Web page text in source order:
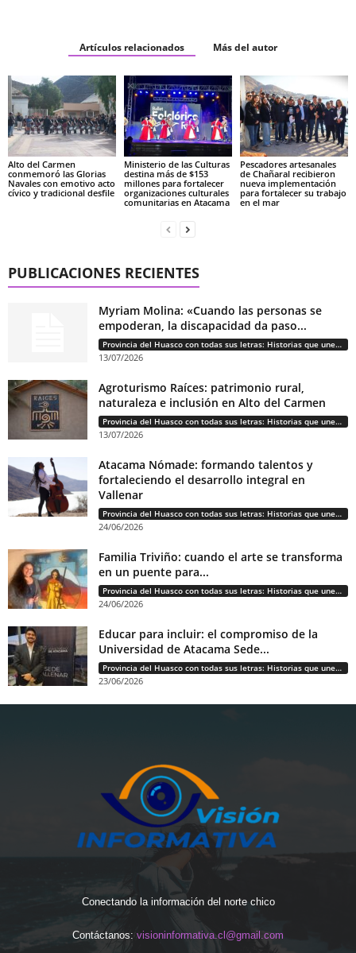
Artículos relacionados Más del autor
Alto del Carmen
conmemoró las Glorias
Navales con emotivo acto
cívico y tradicional desfile
Ministerio de las Culturas
destina más de $153
millones para fortalecer
organizaciones culturales
comunitarias en Atacama
Pescadores artesanales
de Chañaral recibieron
nueva implementación
para fortalecer su trabajo
en el mar
PUBLICACIONES RECIENTES
Myriam Molina: «Cuando las personas se
empoderan, la discapacidad da paso...
Provincia del Huasco con todas sus letras: Historias que unen cultura, diversidad e identidad
13/07/2026
Agroturismo Raíces: patrimonio rural,
naturaleza e inclusión en Alto del Carmen
Provincia del Huasco con todas sus letras: Historias que unen cultura, diversidad e identidad
13/07/2026
Atacama Nómade: formando talentos y
fortaleciendo el desarrollo integral en
Vallenar
Provincia del Huasco con todas sus letras: Historias que unen cultura, diversidad e identidad
24/06/2026
Familia Triviño: cuando el arte se transforma
en un puente para...
Provincia del Huasco con todas sus letras: Historias que unen cultura, diversidad e identidad
24/06/2026
Educar para incluir: el compromiso de la
Universidad de Atacama Sede...
Provincia del Huasco con todas sus letras: Historias que unen cultura, diversidad e identidad
23/06/2026
Conectando la información del norte chico
Contáctanos: visioninformativa.cl@gmail.com